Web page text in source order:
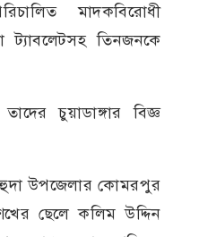
মাদকবিরোধী
ট্যাবলেটসহ তিনজনকে
চুয়াডাঙ্গার বিজ্ঞ
উপজেলার কোমরপুর
ছেলে কলিম উদ্দিন